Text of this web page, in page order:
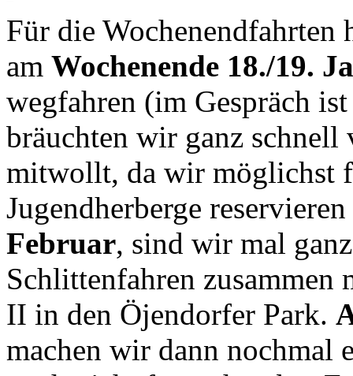
Für die Wochenendfahrten
am Wochenende 18./19.
wegfahren (im Gespräch
bräuchten wir ganz
mitwollt, da wir möglichst
Jugendherberge
Februar, sind wir mal
Schlittenfahren zusammen
II in den Öjendorfer Park.
machen wir dann nochmal